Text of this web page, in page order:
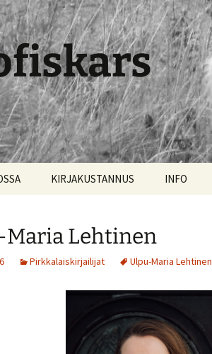
KIRJAKUSTANNUS INFO
Lehtinen
Pirkkalaiskirjailijat Ulpu-Maria Lehtinen